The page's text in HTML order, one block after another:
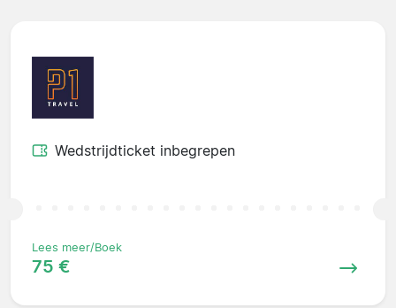
Wedstrijdticket inbegrepen
Lees meer/Boek
75 €